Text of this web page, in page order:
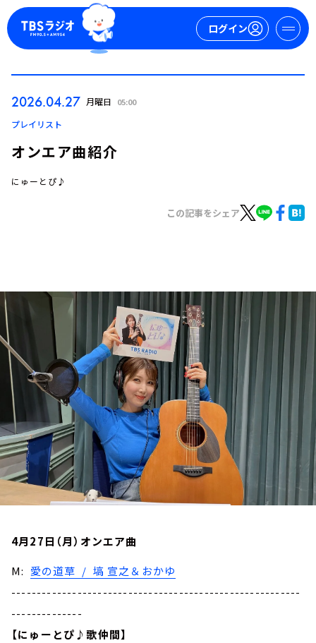
ログイン
トピックス
TBS Podcast
お知らせ
イベント・グッズ
YouTube
会社情報
2026.04.27 月曜日 05:00
プレイリスト
オンエア曲紹介
にゅーとぴ♪
この記事をシェア
4月27日（月）オンエア曲
M: 愛の道草 / 塙 宣之＆おかゆ
---------------------------------------------------------
--------------
【にゅーとぴ♪歌仲間】